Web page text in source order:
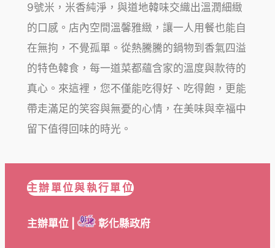
9號米，米香純淨，與道地韓味交織出溫潤細緻
的口感。店內空間溫馨雅緻，讓一人用餐也能自
在無拘，不覺孤單。從熱騰騰的鍋物到香氣四溢
的特色韓食，每一道菜都蘊含家的溫度與款待的
真心。來這裡，您不僅能吃得好、吃得飽，更能
帶走滿足的笑容與無憂的心情，在美味與幸福中
留下值得回味的時光。
主辦單位與執行單位
主辦單位 | 彰化縣政府